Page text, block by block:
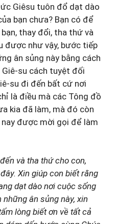
Giêsu tuôn đổ dạt dào
bạn chưa? Bạn có để
thay đổi, tha thứ và
được như vậy, bước tiếp
ân sủng này bằng cách
su cách tuyệt đối
su đi đến bất cứ nơi
là điều mà các Tông đồ
kia đã làm, mà đó còn
được mời gọi để làm
và tha thứ cho con,
Xin giúp con biết rằng
dạt dào nơi cuộc sống
ân sủng này, xin
lòng biết ơn về tất cả